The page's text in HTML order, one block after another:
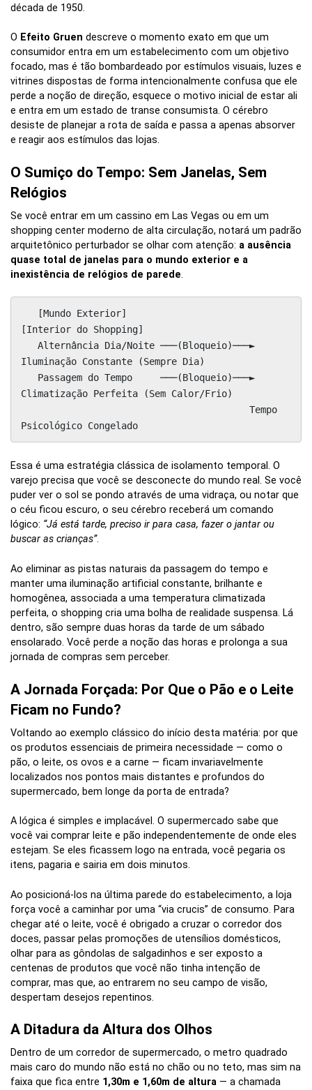
década de 1950.
O Efeito Gruen descreve o momento exato em que um
consumidor entra em um estabelecimento com um objetivo
focado, mas é tão bombardeado por estímulos visuais, luzes e
vitrines dispostas de forma intencionalmente confusa que ele
perde a noção de direção, esquece o motivo inicial de estar ali
e entra em um estado de transe consumista. O cérebro
desiste de planejar a rota de saída e passa a apenas absorver
e reagir aos estímulos das lojas.
O Sumiço do Tempo: Sem Janelas, Sem
Relógios
Se você entrar em um cassino em Las Vegas ou em um
shopping center moderno de alta circulação, notará um padrão
arquitetônico perturbador se olhar com atenção: a ausência
quase total de janelas para o mundo exterior e a
inexistência de relógios de parede.
[Interior do Shopping]
   Alternância Dia/Noite ───(Bloqueio)───►
Iluminação Constante (Sempre Dia)
Climatização Perfeita (Sem Calor/Frio)
                                         Tempo
Essa é uma estratégia clássica de isolamento temporal. O
varejo precisa que você se desconecte do mundo real. Se você
puder ver o sol se pondo através de uma vidraça, ou notar que
o céu ficou escuro, o seu cérebro receberá um comando
lógico: “Já está tarde, preciso ir para casa, fazer o jantar ou
buscar as crianças”.
Ao eliminar as pistas naturais da passagem do tempo e
manter uma iluminação artificial constante, brilhante e
homogênea, associada a uma temperatura climatizada
perfeita, o shopping cria uma bolha de realidade suspensa. Lá
dentro, são sempre duas horas da tarde de um sábado
ensolarado. Você perde a noção das horas e prolonga a sua
jornada de compras sem perceber.
A Jornada Forçada: Por Que o Pão e o Leite
Ficam no Fundo?
Voltando ao exemplo clássico do início desta matéria: por que
os produtos essenciais de primeira necessidade — como o
pão, o leite, os ovos e a carne — ficam invariavelmente
localizados nos pontos mais distantes e profundos do
supermercado, bem longe da porta de entrada?
A lógica é simples e implacável. O supermercado sabe que
você vai comprar leite e pão independentemente de onde eles
estejam. Se eles ficassem logo na entrada, você pegaria os
itens, pagaria e sairia em dois minutos.
Ao posicioná-los na última parede do estabelecimento, a loja
força você a caminhar por uma “via crucis” de consumo. Para
chegar até o leite, você é obrigado a cruzar o corredor dos
doces, passar pelas promoções de utensílios domésticos,
olhar para as gôndolas de salgadinhos e ser exposto a
centenas de produtos que você não tinha intenção de
comprar, mas que, ao entrarem no seu campo de visão,
despertam desejos repentinos.
A Ditadura da Altura dos Olhos
Dentro de um corredor de supermercado, o metro quadrado
mais caro do mundo não está no chão ou no teto, mas sim na
faixa que fica entre 1,30m e 1,60m de altura — a chamada